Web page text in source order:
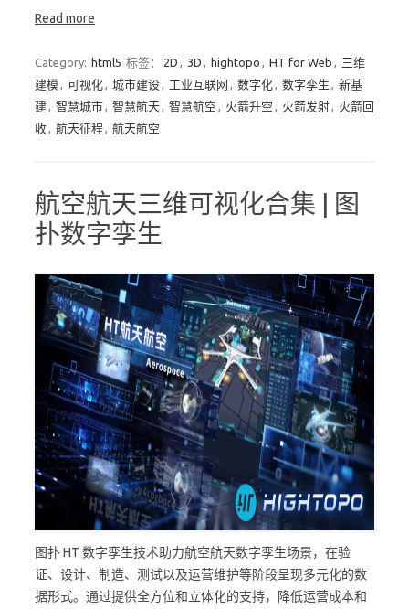
Read more
Category: html5 标签： 2D , 3D , hightopo , HT for Web , 三维
建模, 可视化, 城市建设, 工业互联网 , 数字化, 数字孪生 , 新基
建, 智慧城市, 智慧航天, 智慧航空 , 火箭升空 , 火箭发射, 火箭回
收, 航天征程, 航天航空
航空航天三维可视化合集 | 图
扑数字孪生
图扑 HT 数字孪生技术助力航空航天数字孪生场景，在验
证、设计、制造、测试以及运营维护等阶段呈现多元化的数
据形式。通过提供全方位和立体化的支持，降低运营成本和